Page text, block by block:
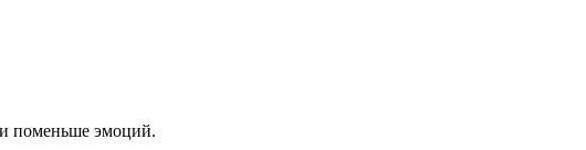
поменьше эмоций.